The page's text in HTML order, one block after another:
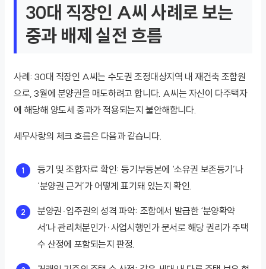
30대 직장인 A씨 사례로 보는
중과 배제 실전 흐름
사례: 30대 직장인 A씨는 수도권 조정대상지역 내 재건축 조합원
으로, 3월에 분양권을 매도하려고 합니다. A씨는 자신이 다주택자
에 해당해 양도세 중과가 적용되는지 불안해합니다.
세무사랑의 체크 흐름은 다음과 같습니다.
등기 및 조합자료 확인: 등기부등본에 ‘소유권 보존등기’나
‘분양권 근거’가 어떻게 표기돼 있는지 확인.
분양권·입주권의 성격 파악: 조합에서 발급한 ‘분양확약
서’나 관리처분인가·사업시행인가 문서로 해당 권리가 주택
수 산정에 포함되는지 판정.